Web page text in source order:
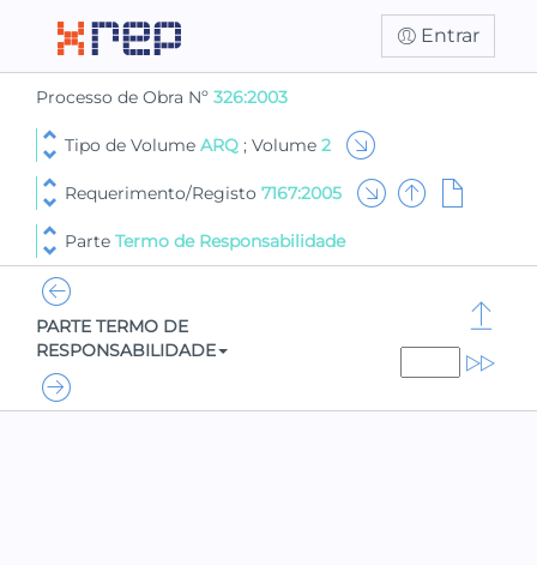
Entrar
Processo de Obra Nº 326:2003
Tipo de Volume ARQ ; Volume 2
Requerimento/Registo 7167:2005
Parte Termo de Responsabilidade
PARTE TERMO DE
RESPONSABILIDADE